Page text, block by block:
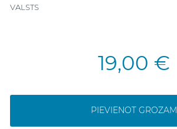
VALSTS
19,00 €
PIEVIENOT GROZAM